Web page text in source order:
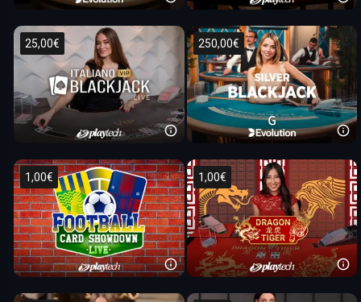
25,00€ 250,00€
1,00€ 1,00€